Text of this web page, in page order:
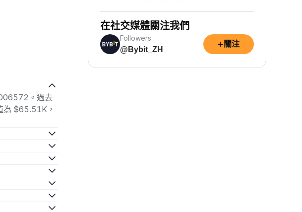
。過去
$65.51K，
在社交媒體關注我們
Followers
@Bybit_ZH
+ 關注